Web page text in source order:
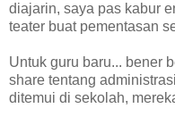
diajarin, saya pas kabur
teater buat pementasan
Untuk guru baru... bener
share tentang
ditemui di sekolah,